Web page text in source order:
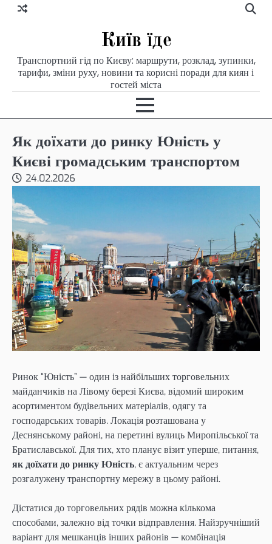
Київ їде
Транспортний гід по Києву: маршрути, розклад, зупинки,
тарифи, зміни руху, новини та корисні поради для киян і
гостей міста
Як доїхати до ринку Юність у
Києві громадським транспортом
24.02.2026
Ринок “Юність” — один із найбільших торговельних
майданчиків на Лівому березі Києва, відомий широким
асортиментом будівельних матеріалів, одягу та
господарських товарів. Локація розташована у
Деснянському районі, на перетині вулиць Миропільської та
Братиславської. Для тих, хто планує візит уперше, питання,
як доїхати до ринку Юність, є актуальним через
розгалужену транспортну мережу в цьому районі.
Дістатися до торговельних рядів можна кількома
способами, залежно від точки відправлення. Найзручніший
варіант для мешканців інших районів — комбінація